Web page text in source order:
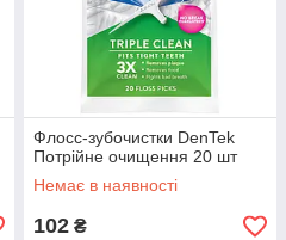
Флосс-зубочистки DenTek
Потрійне очищення 20 шт
Немає в наявності
102 ₴